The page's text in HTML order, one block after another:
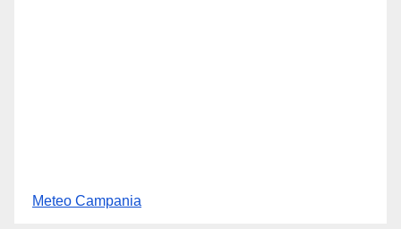
Meteo Campania